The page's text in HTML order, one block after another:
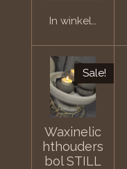
In winkelwagen
Sale!
Waxinelic
hthouders
bol STILL